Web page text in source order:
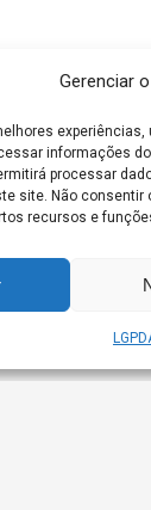
Gerenciar
informações
processar
site. Não
recursos e
LGPD